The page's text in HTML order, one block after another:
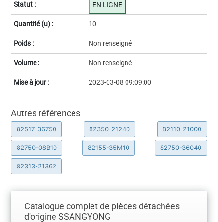
Statut : EN LIGNE
Quantité (u) : 10
Poids : Non renseigné
Volume : Non renseigné
Mise à jour : 2023-03-08 09:09:00
Autres références
82517-36750 82350-21240 82110-21000
82750-08B10 82155-35M10 82750-36040
82313-21362
Catalogue complet de pièces détachées
d'origine SSANGYONG